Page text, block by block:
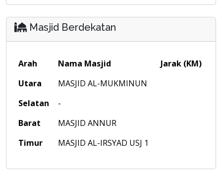
Masjid Berdekatan
Arah Nama Masjid
Jarak (KM)
Utara
MASJID AL-MUKMINUN
Selatan
-
Barat
MASJID ANNUR
Timur
MASJID AL-IRSYAD USJ 1